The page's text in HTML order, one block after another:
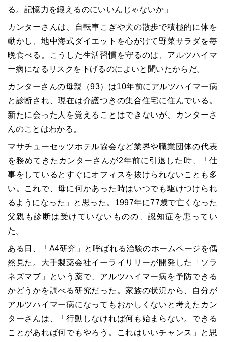
る。記憶力を鍛えるのにいいんじゃないか」
カンターさんは、自転車こぎや犬の散歩で積極的に体を
動かし、地中海式ダイエットを心がけて野菜サラダを毎
晩食べる。こうした生活習慣を守るのは、アルツハイマ
ー病になるリスクを下げるのによいと聞いたからだ。
カンターさんの母親（93）は10年前にアルツハイマー病
と診断され、現在は介護つきの集合住宅に住んでいる。
新たに会った人を覚えることはできないが、カンターさ
んのことはわかる。
マサチューセッツホテル協会など業界や職業団体の代表
を務めてきたカンターさんが2年前に引退した時、「仕
事をしているとすぐにオフィスを抜けられないことも多
い。これで、母に何かあった時はいつでも駆けつけられ
るようになった」と思った。1997年に77歳で亡くなった
父親も診断は受けていないものの、認知症を患ってい
た。
ある日、「A4研究」と呼ばれる治験のホームページを偶
然見た。大手製薬会社イーライリリーが開発した「ソラ
ネズマブ」という薬で、アルツハイマー病を予防できる
かどうかを調べる研究だった。家族の状況から、自分が
アルツハイマー病になってもおかしくないと考えたカン
ターさんは、「行動しなければ何も始まらない。できる
ことがあれば何でもやろう。これはいいチャンス」と思